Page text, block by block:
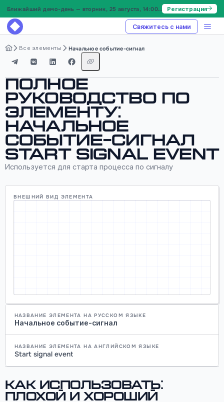
Ближайший демо-день — вторник, 25 августа, 14:00 МСК Регистрация
Свяжитесь с нами
Все элементы Начальное событие-сигнал
Полное
руководство по
элементу:
Начальное
событие-сигнал
Start signal event
Используется для старта процесса по сигналу
ВНЕШНИЙ ВИД ЭЛЕМЕНТА
НАЗВАНИЕ ЭЛЕМЕНТА НА РУССКОМ ЯЗЫКЕ
Начальное событие-сигнал
НАЗВАНИЕ ЭЛЕМЕНТА НА АНГЛИЙСКОМ ЯЗЫКЕ
Start signal event
Как использовать:
плохой и хороший